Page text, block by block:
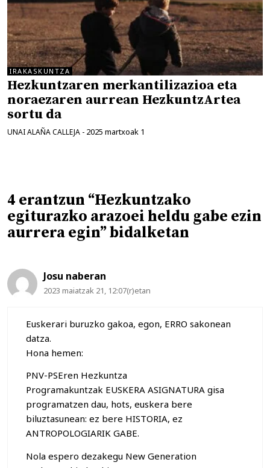
IRAKASKUNTZA
Hezkuntzaren merkantilizazioa eta
noraezaren aurrean HezkuntzArtea
sortu da
UNAI ALAÑA CALLEJA - 2025 martxoak 1
4 erantzun “Hezkuntzako
egiturazko arazoei heldu gabe ezin
aurrera egin” bidalketan
Josu naberan
2023 maiatzak 21, 12:07(r)etan
Euskerari buruzko gakoa, egon, ERRO sakonean
datza.
Hona hemen:
PNV-PSEren Hezkuntza
Programakuntzak EUSKERA ASIGNATURA gisa
programatzen dau, hots, euskera bere
biluztasunean: ez bere HISTORIA, ez
ANTROPOLOGIARIK GABE.
Nola espero dezakegu New Generation